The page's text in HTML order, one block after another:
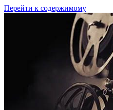
Перейти к содержимому